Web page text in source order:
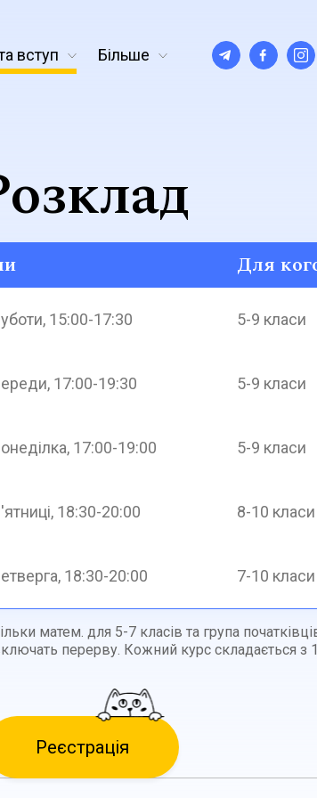
вступ Більше
Для
15:00-17:30 5-9 класи
17:00-19:30 5-9 класи
17:00-19:00 5-9 класи
18:30-20:00 8-10 класи
18:30-20:00 7-10 класи
матем. для 5-7 класів та група
перерву. Кожний курс складається з
Реєстрація